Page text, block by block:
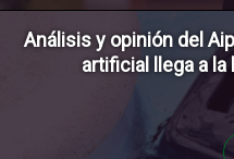
Análisis y opinión del
artificial llega a